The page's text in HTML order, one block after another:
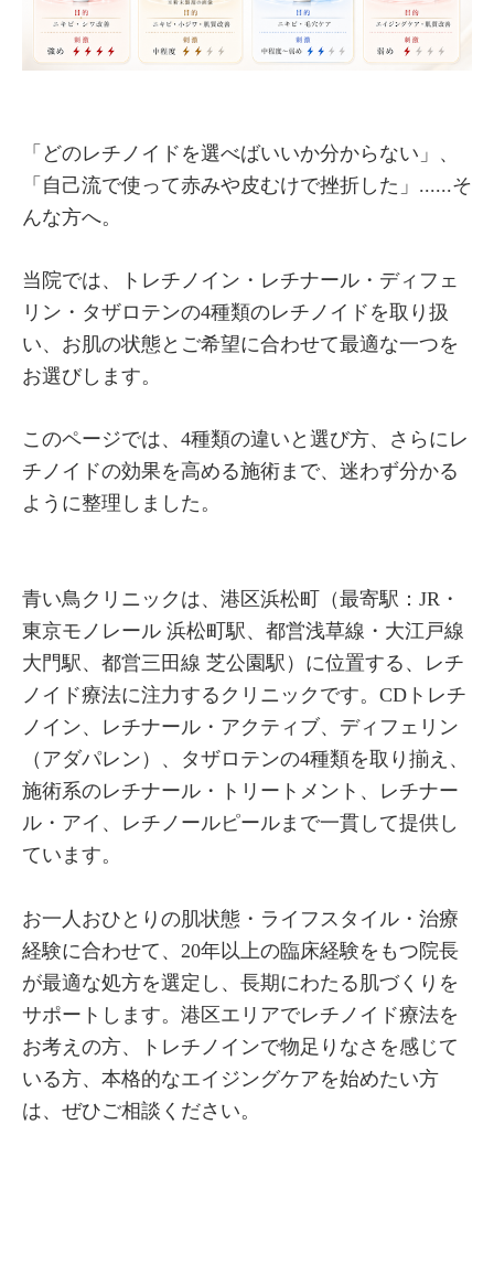
「どのレチノイドを選べばいいか分からない」、
「自己流で使って赤みや皮むけで挫折した」......そ
んな方へ。
当院では、トレチノイン・レチナール・ディフェ
リン・タザロテンの4種類のレチノイドを取り扱
い、お肌の状態とご希望に合わせて最適な一つを
お選びします。
このページでは、4種類の違いと選び方、さらにレ
チノイドの効果を高める施術まで、迷わず分かる
ように整理しました。
青い鳥クリニックは、港区浜松町（最寄駅：JR・
東京モノレール 浜松町駅、都営浅草線・大江戸線
大門駅、都営三田線 芝公園駅）に位置する、レチ
ノイド療法に注力するクリニックです。CDトレチ
ノイン、レチナール・アクティブ、ディフェリン
（アダパレン）、タザロテンの4種類を取り揃え、
施術系のレチナール・トリートメント、レチナー
ル・アイ、レチノールピールまで一貫して提供し
ています。
お一人おひとりの肌状態・ライフスタイル・治療
経験に合わせて、20年以上の臨床経験をもつ院長
が最適な処方を選定し、長期にわたる肌づくりを
サポートします。港区エリアでレチノイド療法を
お考えの方、トレチノインで物足りなさを感じて
いる方、本格的なエイジングケアを始めたい方
は、ぜひご相談ください。